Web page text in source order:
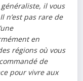
il vous
n’est pas rare de
en
régions où vous
de
pour vivre aux